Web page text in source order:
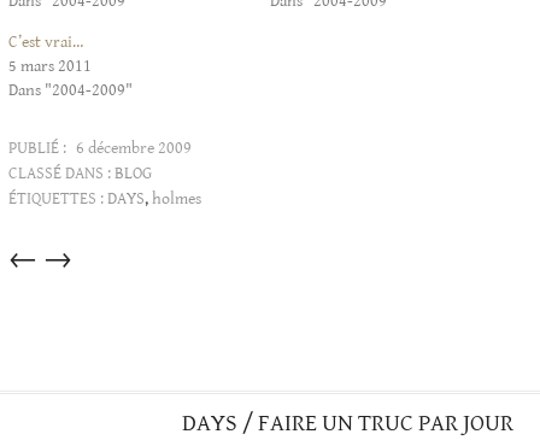
C’est vrai…
5 mars 2011
Dans "2004-2009"
PUBLIÉ : 6 décembre 2009
CLASSÉ DANS :BLOG
ÉTIQUETTES :DAYS,holmes
Articles
→
←
DAYS / FAIRE UN TRUC PAR JOUR